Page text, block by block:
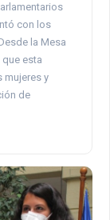
con los
la Mesa
esta
mujeres y
de